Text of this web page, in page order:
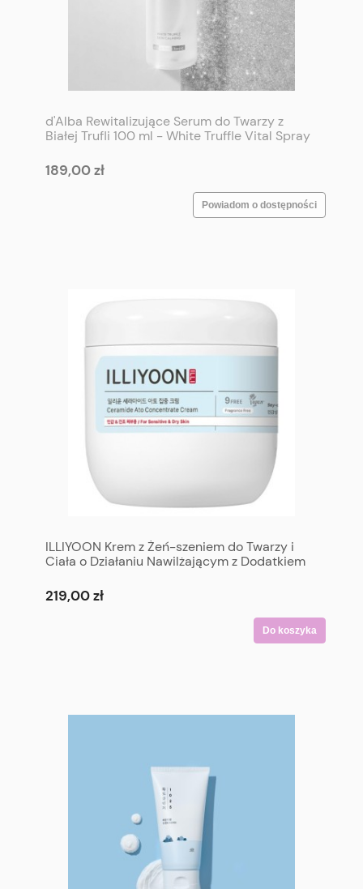
d'Alba Rewitalizujące Serum do Twarzy z
Białej Trufli 100 ml - White Truffle Vital Spray
189,00 zł
Powiadom o dostępności
ILLIYOON Krem z Żeń-szeniem do Twarzy i
Ciała o Działaniu Nawilżającym z Dodatkiem
Ato Concentrate Cream 500 ml
219,00 zł
Do koszyka